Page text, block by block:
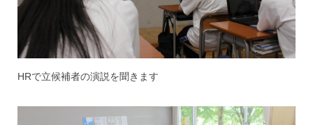
HRで立候補者の演説を聞きます